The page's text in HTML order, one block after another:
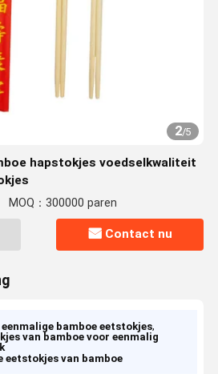
2/5
hapstokjes voedselkwaliteit
MOQ：300000 paren
Contact nu
bamboe eetstokjes,
van bamboe voor eenmalig
eetstokjes van bamboe